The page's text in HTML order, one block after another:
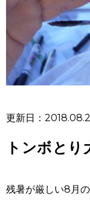
更新日：
トンボとり
残暑が厳しい8月